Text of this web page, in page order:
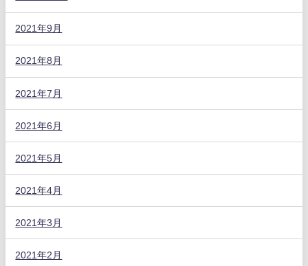
2021年9月
2021年8月
2021年7月
2021年6月
2021年5月
2021年4月
2021年3月
2021年2月